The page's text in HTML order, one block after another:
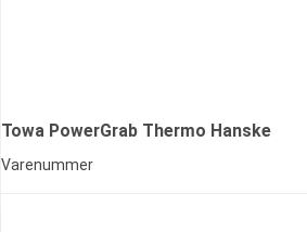
Towa PowerGrab Thermo Hanske
Varenummer